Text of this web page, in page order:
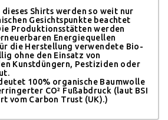
Shirts werden so weit nur
Gesichtspunkte beachtet
Produktionsstätten werden
Energiequellen
die Herstellung verwendete Bio-
ohne den Einsatz von
Kunstdüngern, Pestiziden oder
100% organische Baumwolle
CO² Fußabdruck (laut BSI
vom Carbon Trust (UK).)